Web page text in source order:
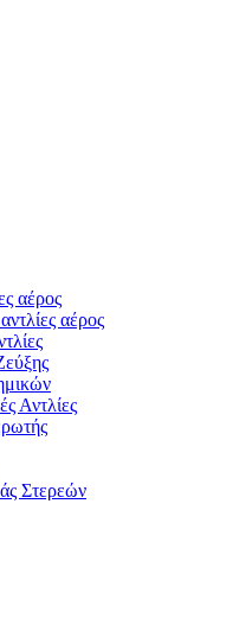
αέρος
αέρος
Αντλίες
Στερεών